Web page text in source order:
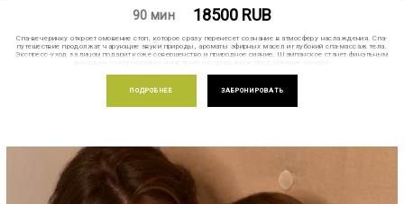
90 мин 18500 RUB
Спа-вечеринку откроет омовение стоп, которое сразу перенесет сознание в атмосферу наслаждения. Спа-
путешествие продолжат чарующие звуки природы, ароматы эфирных масел и глубокий спа-массаж тела.
Экспресс-уход за лицом подарит коже совершенство и природное сияние. Шампанское станет финальным
ПОДРОБНЕЕ ЗАБРОНИРОВАТЬ